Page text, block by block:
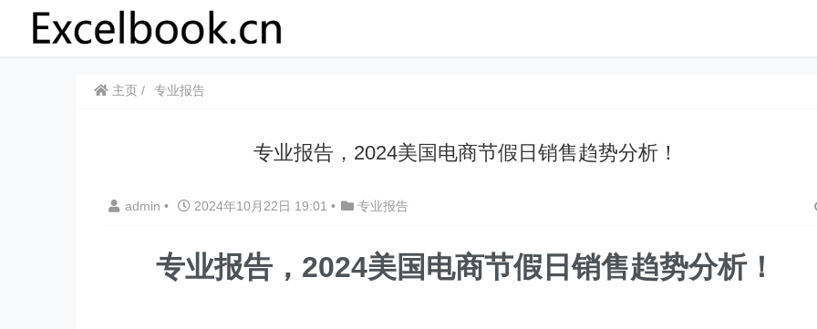
主页 专业报告
专业报告，2024美国电商节假日销售趋势分析！
admin • 2024年10月22日 19:01 • 专业报告
专业报告，2024美国电商节假日销售趋势分析！